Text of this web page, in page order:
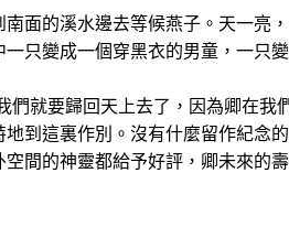
面的溪水邊去等候燕子。天一亮
只變成一個穿黑衣的男童，一只
們就要歸回天上去了，因為卿在我
到這裏作別。沒有什麼留作紀念
間的神靈都給予好評，卿未來的